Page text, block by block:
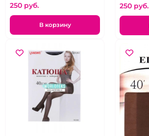
250 pуб.
В корзину
250 pуб.